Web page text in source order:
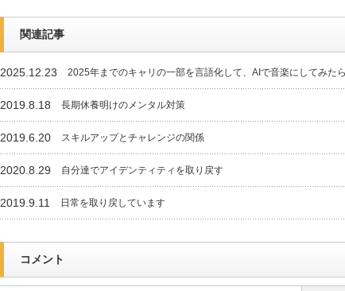
関連記事
2025.12.23 2025年までのキャリの一部を言語化して、AIで音楽にしてみた
2019.8.18 長期休養明けのメンタル対策
2019.6.20 スキルアップとチャレンジの関係
2020.8.29 自分達でアイデンティティを取り戻す
2019.9.11 日常を取り戻しています
コメント